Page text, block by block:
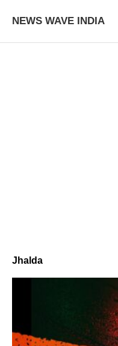
NEWS WAVE INDIA
Jhalda